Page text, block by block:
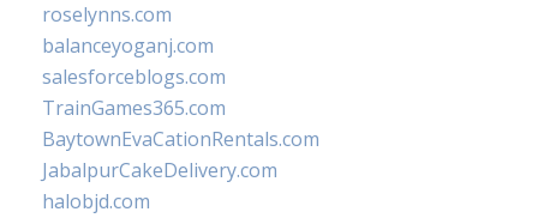
roselynns.com
balanceyoganj.com
salesforceblogs.com
TrainGames365.com
BaytownEvaCationRentals.com
JabalpurCakeDelivery.com
halobjd.com